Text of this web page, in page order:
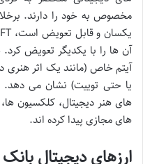
مخصوص به خود را دارند.
آیتم خاص (مانند یک اثر هنری
های هنر دیجیتال، کلکسیون
های مجازی پیدا کرده اند.